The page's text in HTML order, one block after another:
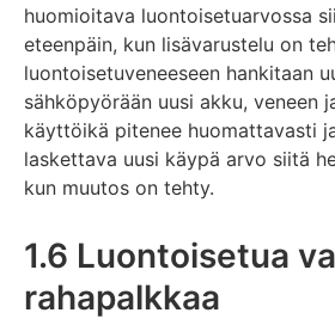
huomioitava luontoisetuarvossa
eteenpäin, kun lisävarustelu on
luontoisetuveneeseen hankitaan
sähköpyörään uusi akku, veneen
käyttöikä pitenee huomattavasti
laskettava uusi käypä arvo siitä
kun muutos on tehty.
1.6 Luontoisetua
rahapalkkaa